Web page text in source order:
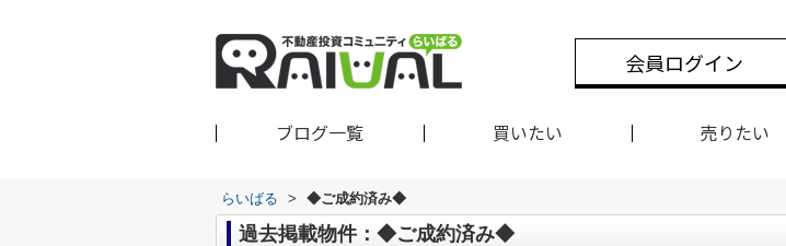
会員ログイン
ブログ一覧 買いたい 売りたい
らいばる > ◆ご成約済み◆
過去掲載物件：◆ご成約済み◆